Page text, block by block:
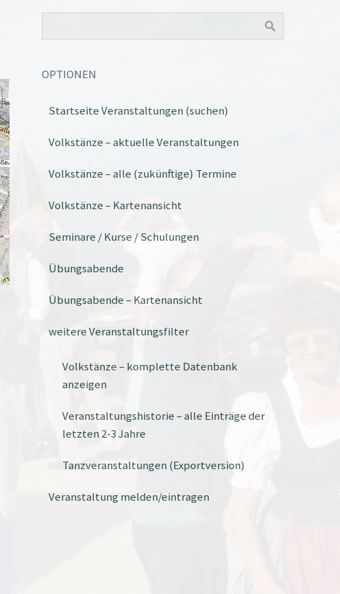
Office 365 Outlook Live
OPTIONEN
Startseite Veranstaltungen (suchen)
Volkstänze – aktuelle Veranstaltungen
Volkstänze – alle (zukünftige) Termine
Volkstänze – Kartenansicht
Seminare / Kurse / Schulungen
Übungsabende
Übungsabende – Kartenansicht
weitere Veranstaltungsfilter
Volkstänze – komplette Datenbank
anzeigen
Veranstaltungshistorie – alle Einträge der
letzten 2-3 Jahre
Tanzveranstaltungen (Exportversion)
Veranstaltung melden/eintragen